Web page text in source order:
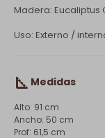
Madera: Eucaliptus
Uso: Externo /
Medidas
91 cm
50 cm
61,5 cm